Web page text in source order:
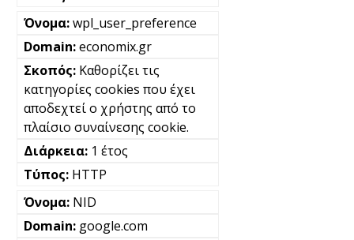
wpl_user_preference
economix.gr
Καθορίζει τις
κατηγορίες cookies που έχει
αποδεχτεί ο χρήστης από το
πλαίσιο συναίνεσης cookie.
1 έτος
HTTP
NID
google.com